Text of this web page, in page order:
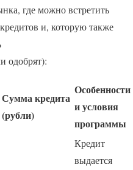
где можно встретить
и, которую также
одобрят):
Сумма кредита
(рубли)
Особенности
и условия
программы
Кредит
выдается